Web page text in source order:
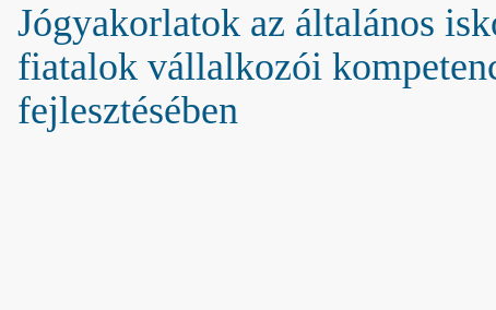
Jógyakorlatok az általános
fiatalok vállalkozói
fejlesztésében